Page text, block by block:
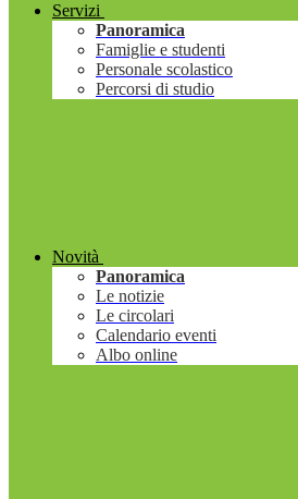
Servizi
Panoramica
Famiglie e studenti
Personale scolastico
Percorsi di studio
Novità
Panoramica
Le notizie
Le circolari
Calendario eventi
Albo online